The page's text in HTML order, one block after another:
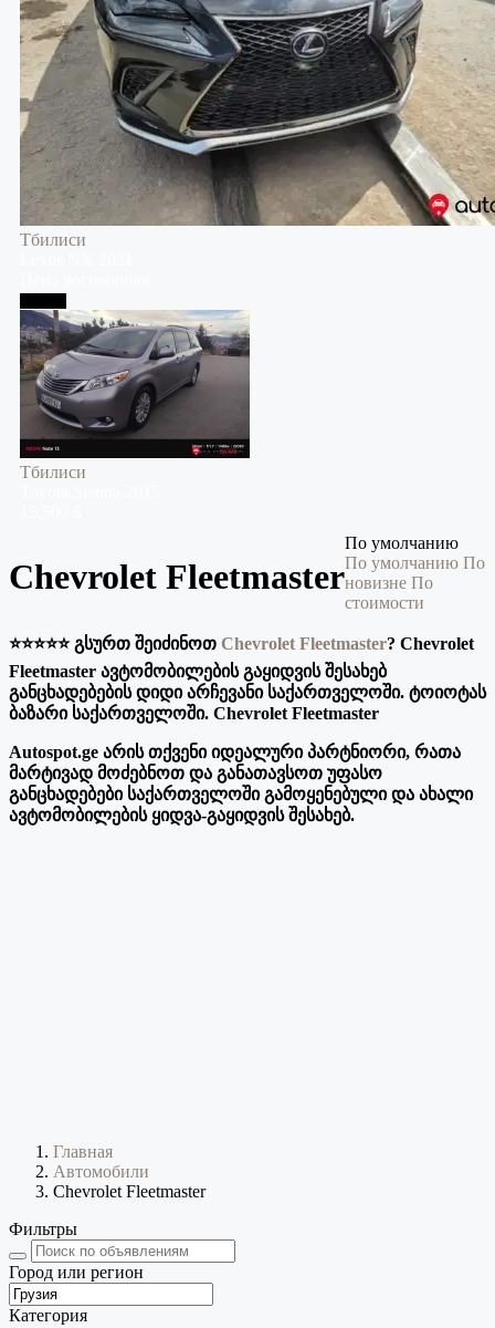
Тбилиси
Тбилиси
Chevrolet Fleetmaster
По умолчанию
По умолчанию По
новизне По
стоимости
⭐️⭐️⭐️⭐️⭐️ გსურთ შეიძინოთ Chevrolet Fleetmaster? Chevrolet
Fleetmaster ავტომობილების გაყიდვის შესახებ
განცხადებების დიდი არჩევანი საქართველოში. ტოიოტას
ბაზარი საქართველოში. Chevrolet Fleetmaster
Autospot.ge არის თქვენი იდეალური პარტნიორი, რათა
მარტივად მოძებნოთ და განათავსოთ უფასო
განცხადებები საქართველოში გამოყენებული და ახალი
ავტომობილების ყიდვა-გაყიდვის შესახებ.
Главная
Автомобили
Chevrolet Fleetmaster
Фильтры
Город или регион
Категория